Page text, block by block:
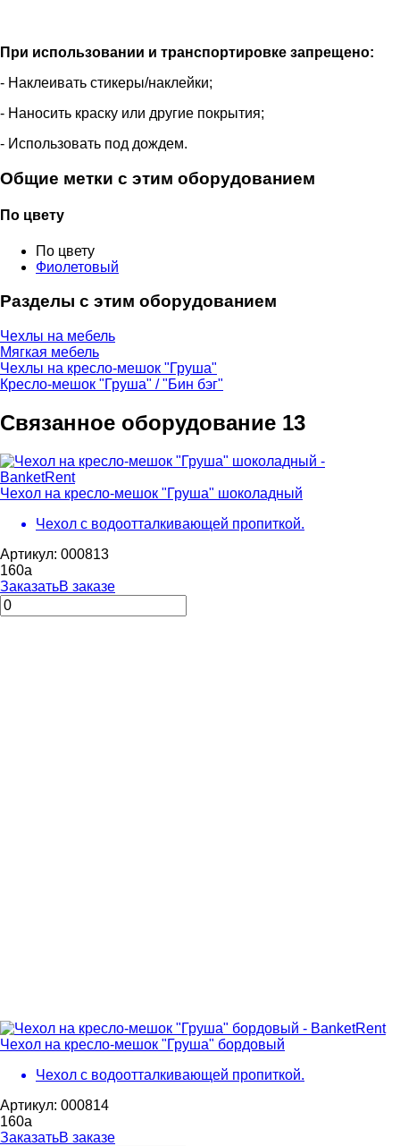
При использовании и транспортировке запрещено:
- Наклеивать стикеры/наклейки;
- Наносить краску или другие покрытия;
- Использовать под дождем.
Общие метки с этим оборудованием
По цвету
По цвету
Фиолетовый
Разделы с этим оборудованием
Чехлы на мебель
Мягкая мебель
Чехлы на кресло-мешок "Груша"
Кресло-мешок "Груша" / "Бин бэг"
Связанное оборудование 13
Чехол на кресло-мешок "Груша" шоколадный
Чехол с водоотталкивающей пропиткой.
Артикул: 000813
160a
ЗаказатьВ заказе
Чехол на кресло-мешок "Груша" бордовый
Чехол с водоотталкивающей пропиткой.
Артикул: 000814
160a
ЗаказатьВ заказе